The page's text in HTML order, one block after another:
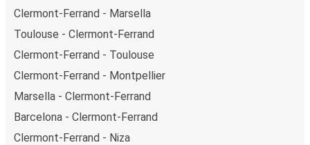
Clermont-Ferrand - Marsella
Toulouse - Clermont-Ferrand
Clermont-Ferrand - Toulouse
Clermont-Ferrand - Montpellier
Marsella - Clermont-Ferrand
Barcelona - Clermont-Ferrand
Clermont-Ferrand - Niza